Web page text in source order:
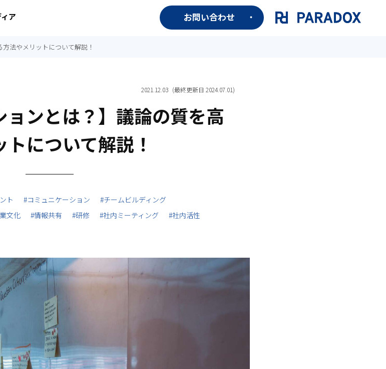
ア お問い合わせ
法やメリットについて解説！
2021.12.03 (最終更新日 2024.07.01)
ョンとは？】議論の質を高
について解説！
ト #コミュニケーション
#チームビルディング
文化 #情報共有 #研修 #社内ミーティング #社内活性